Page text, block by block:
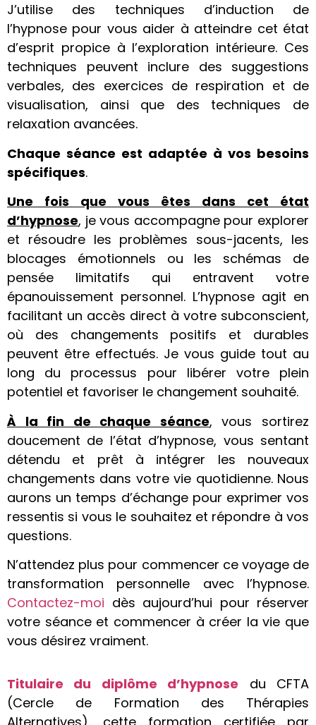
J’utilise des techniques d’induction de
l’hypnose pour vous aider à atteindre cet état
d’esprit propice à l’exploration intérieure. Ces
techniques peuvent inclure des suggestions
verbales, des exercices de respiration et de
visualisation, ainsi que des techniques de
relaxation avancées.
Chaque séance est adaptée à vos besoins
spécifiques.
Une fois que vous êtes dans cet état
d’hypnose, je vous accompagne pour explorer
et résoudre les problèmes sous-jacents, les
blocages émotionnels ou les schémas de
pensée limitatifs qui entravent votre
épanouissement personnel. L’hypnose agit en
facilitant un accès direct à votre subconscient,
où des changements positifs et durables
peuvent être effectués. Je vous guide tout au
long du processus pour libérer votre plein
potentiel et favoriser le changement souhaité.
À la fin de chaque séance, vous sortirez
doucement de l’état d’hypnose, vous sentant
détendu et prêt à intégrer les nouveaux
changements dans votre vie quotidienne. Nous
aurons un temps d’échange pour exprimer vos
ressentis si vous le souhaitez et répondre à vos
questions.
N’attendez plus pour commencer ce voyage de
transformation personnelle avec l’hypnose.
Contactez-moi dès aujourd’hui pour réserver
votre séance et commencer à créer la vie que
vous désirez vraiment.
Titulaire du diplôme d’hypnose du CFTA
(Cercle de Formation des Thérapies